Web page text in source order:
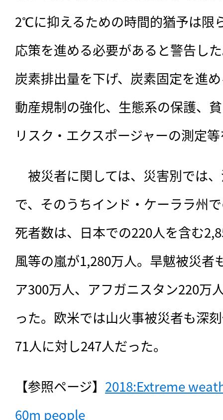
2℃に抑えるための時間的猶予は限
応策を進める必要があると警告し
炭素排出量を下げ、炭素固定を進
動産規制の強化、生態系の保護、
リスク・エクスポージャーの測定
被災者に関しては、災害別では
で、そのうちインド・ケーララ州
死者数は、日本での220人を含む
風等の嵐が1,280万人。旱魃被災者
ア300万人、アフガニスタン220万
った。欧米では山火事被災者も深
71人に対し247人だった。
【参照ページ】 2018:Extreme
60m people